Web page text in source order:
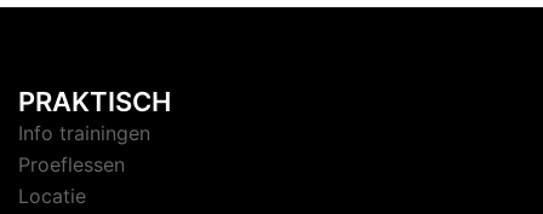
PRAKTISCH
Info trainingen
Proeflessen
Locatie